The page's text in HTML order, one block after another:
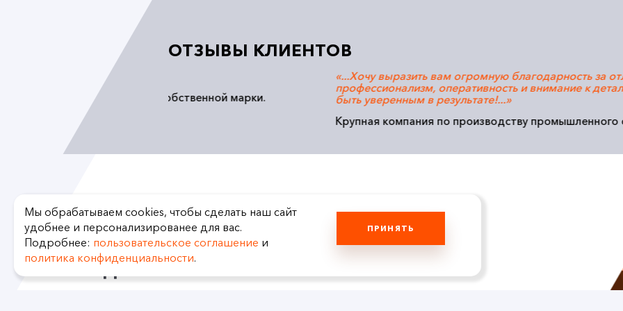
ОТЗЫВЫ КЛИЕНТОВ
«...Ура, все доставили. Завтра груз заберем. Спасибо большое за хорошую работу и
Многопрофильная инжиниринговая компания, а также производитель
материалов.
ДОПОЛНИТЕЛЬНО
Мы обрабатываем cookies, чтобы сделать наш сайт
удобнее и персонализированее для вас.
Подробнее: пользовательское соглашение и
политика конфиденциальности.
ПРИНЯТЬ